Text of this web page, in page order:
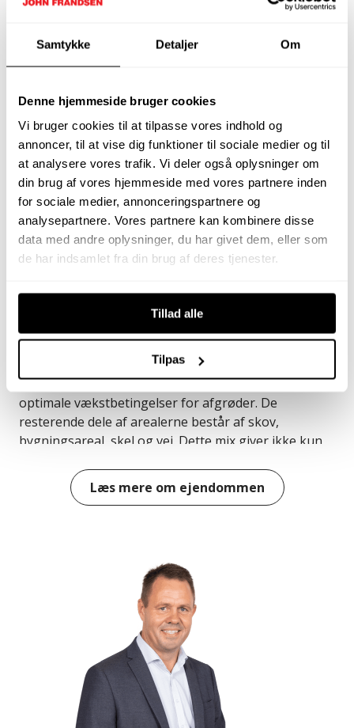
Samtykke Detaljer Om
Denne hjemmeside bruger cookies
Vi bruger cookies til at tilpasse vores indhold og
annoncer, til at vise dig funktioner til sociale medier og til
at analysere vores trafik. Vi deler også oplysninger om
din brug af vores hjemmeside med vores partnere inden
for sociale medier, annonceringspartnere og
analysepartnere. Vores partnere kan kombinere disse
data med andre oplysninger, du har givet dem, eller som
de har indsamlet fra din brug af deres tjenester.
Tillad alle
Tilpas
mo@johnfrandsen.dk
Ny Lufthavnsvej 23, Stabrand,
8560 Kolind
Er du på udkig efter en yderst velbeliggende
planteavlsejendom med solide driftsmuligheder og
en attraktiv beliggenhed? Så er Ny Lufthavnsvej 23
et oplagt valg for dig. Denne ejendom tilbyder en
enestående kombination af produktiv landbrugsjord,
eget skovareal og et hyggeligt stuehus, der
tilsammen udgør en attraktiv pakke for den moderne
Effektivt landbrug og Rig Natur Ejendommene råder
over et samlet jordareal på ca. 32 hektar. Heraf er
hele 26 hektar i omdrift og kan vandes, hvilket sikrer
optimale vækstbetingelser for afgrøder. De
resterende dele af arealerne består af skov,
bygningsareal, skel og vej. Dette mix giver ikke kun
varieret landskab.
Udover hovedejendommen inkluderer handlen også
suppleret af dejlig skov. Tilsammen giver de to
ejendomme et betydeligt dyrkbart areal med gode
vandingsmuligheder for Maarupvej 58 b hvilket er en
stor fordel for planteavlen.
For jægeren byder ejendommen på en rigtig god
jagt, hvor du blandt andet kan opleve kronvildt.
Skovarealerne og de åbne marker skaber et ideelt
habitat for vildtet og sikrer spændende
Læs mere om ejendommen